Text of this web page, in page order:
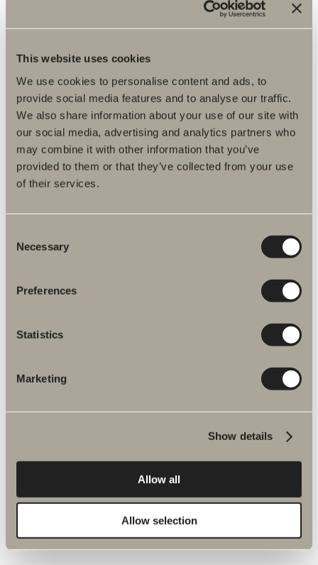
This website uses cookies
We use cookies to personalise content and ads, to
provide social media features and to analyse our traffic.
We also share information about your use of our site with
our social media, advertising and analytics partners who
may combine it with other information that you’ve
provided to them or that they’ve collected from your use
of their services.
Selection
Necessary
Preferences
Statistics
Marketing
Show details
Allow all
Allow selection
940 kr
Vägghylla
325/650 mm